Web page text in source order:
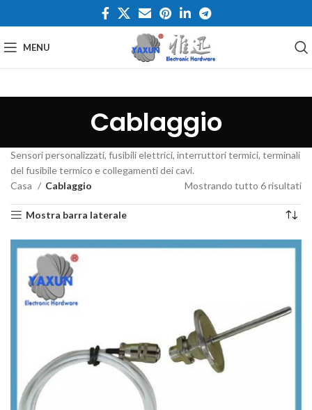
MENU
Cablaggio
Sensori personalizzati, fusibili elettrici, interruttori termici, terminali
del fusibile termico e collegamenti dei cavi.
Casa
Cablaggio Mostrando tutto 6 risultati
Mostra barra laterale